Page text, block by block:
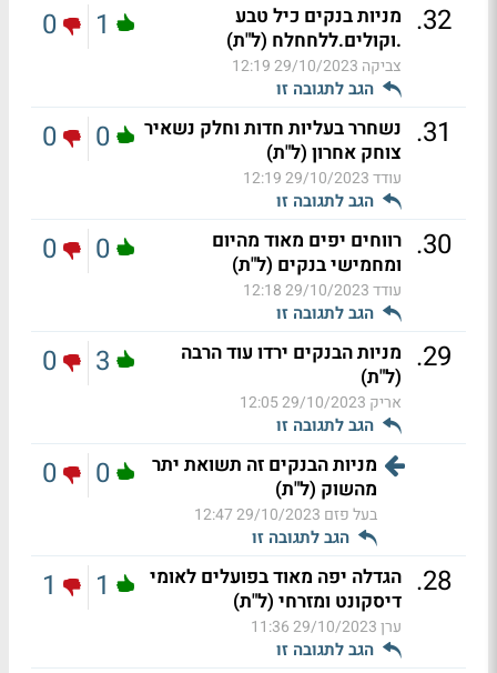
32
. מניות בנקים כיל טבע
.וקולים.ללחחלח (ל"ת)
צביקה 29/10/2023 12:19
הגב לתגובה זו
1
0
31
. נשחרר בעליות חדות וחלק נשאיר
צוחק אחרון (ל"ת)
עודד29/10/2023 12:19
הגב לתגובה זו
0
0
30
. רווחים יפים מאוד מהיום
ומחמישי בנקים (ל"ת)
עודד29/10/2023 12:18
הגב לתגובה זו
0
0
29
. מניות הבנקים ירדו עוד הרבה
(ל"ת)
אריק 29/10/2023 12:05
הגב לתגובה זו
3
0
מניות הבנקים זה תשואת יתר
מהשוק (ל"ת)
בעל פזם 29/10/2023 12:47
הגב לתגובה זו
0
0
28
. הגדלה יפה מאוד בפועלים לאומי
דיסקונט ומזרחי (ל"ת)
ערן29/10/2023 11:36
הגב לתגובה זו
1
1